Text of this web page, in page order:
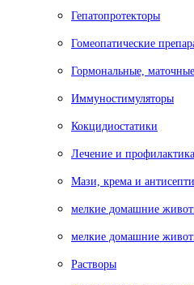
Гепатопротекторы
Гомеопатические
Гормональные,
Иммуностимуляторы
Кокцидиостатики
Лечение и
Мази, крема и
мелкие домашние
мелкие домашние
Растворы